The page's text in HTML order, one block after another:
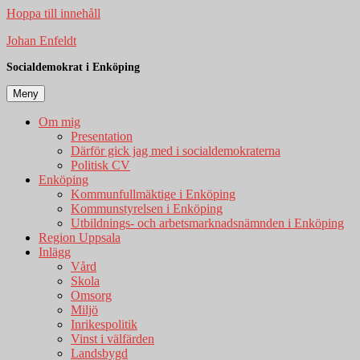
Hoppa till innehåll
Johan Enfeldt
Socialdemokrat i Enköping
Meny
Om mig
Presentation
Därför gick jag med i socialdemokraterna
Politisk CV
Enköping
Kommunfullmäktige i Enköping
Kommunstyrelsen i Enköping
Utbildnings- och arbetsmarknadsnämnden i Enköping
Region Uppsala
Inlägg
Vård
Skola
Omsorg
Miljö
Inrikespolitik
Vinst i välfärden
Landsbygd